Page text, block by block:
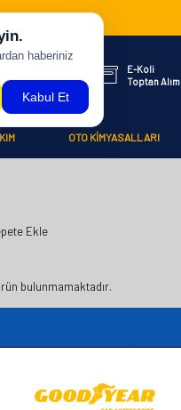
E-Koli
Toptan Alım
OTO KİMYASALLARI
Ekle
bulunmamaktadır.